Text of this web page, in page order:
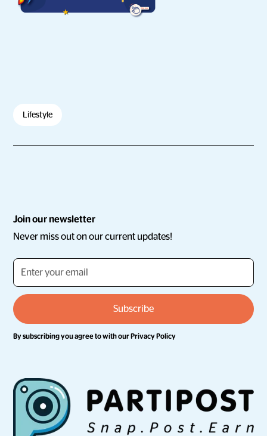
Lifestyle
Join our newsletter
Never miss out on our current updates!
By subscribing you agree to with ourPrivacy Policy